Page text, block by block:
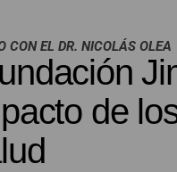
CON EL DR. NICOLÁS OLEA
de